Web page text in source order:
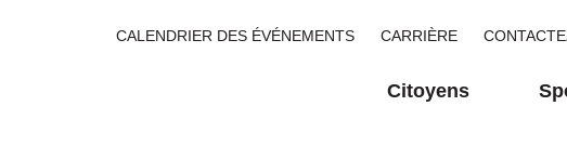
CALENDRIER DES ÉVÉNEMENTS CARRIÈRE
Citoyens